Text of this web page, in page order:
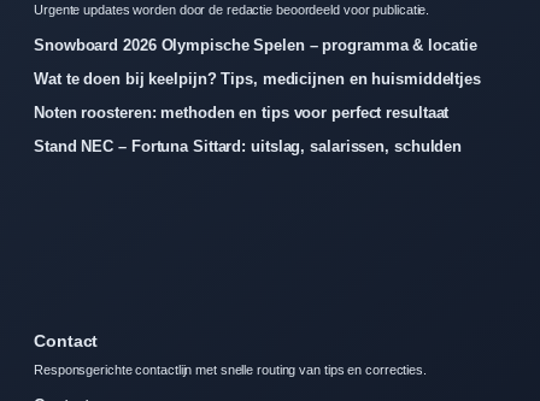
Urgente updates worden door de redactie beoordeeld voor publicatie.
Snowboard 2026 Olympische Spelen – programma & locatie
Wat te doen bij keelpijn? Tips, medicijnen en huismiddeltjes
Noten roosteren: methoden en tips voor perfect resultaat
Stand NEC – Fortuna Sittard: uitslag, salarissen, schulden
Contact
Responsgerichte contactlijn met snelle routing van tips en correcties.